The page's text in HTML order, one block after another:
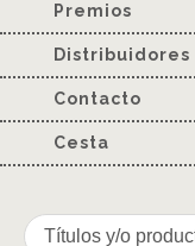
Premios
Distribuidores
Contacto
Cesta